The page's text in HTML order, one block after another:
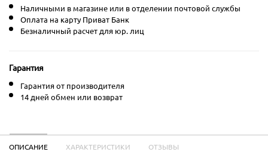
Наличными в магазине или в отделении почтовой службы
Оплата на карту Приват Банк
Безналичный расчет для юр. лиц
Гарантия
Гарантия от производителя
14 дней обмен или возврат
ОПИСАНИЕ ХАРАКТЕРИСТИКИ ОТЗЫВЫ